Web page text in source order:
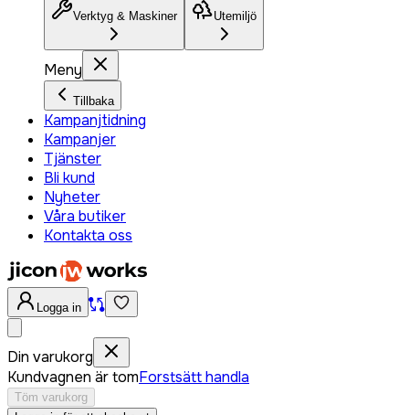
Verktyg & Maskiner Utemiljö
Meny
Tillbaka
Kampanjtidning
Kampanjer
Tjänster
Bli kund
Nyheter
Våra butiker
Kontakta oss
Logga in
Din varukorg
Kundvagnen är tomForstsätt handla
Töm varukorg